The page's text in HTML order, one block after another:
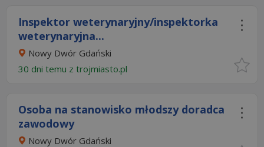
Inspektor weterynaryjny/inspektorka
weterynaryjna...
Nowy Dwór Gdański
30 dni temu z trojmiasto.pl
Osoba na stanowisko młodszy doradca
zawodowy
Nowy Dwór Gdański